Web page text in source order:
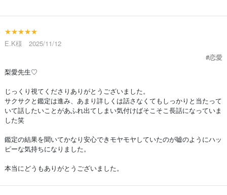
★★★★★
E.K様 2025/11/12
#恋愛
梨愛先生♡
じっくり視てくださりありがとうございました。
サクサクと鑑定は進み、あまり詳しくは話さなくてもしっかりと当たって
いて話したいことがあふれ出てしまい気付けばそこそこ長話になっていま
した笑
鑑定の結果を聞いてかなり安心できモヤモヤしていたのが嘘のようにハッ
ピーな気持ちになりました。
本当にどうもありがとうございました。